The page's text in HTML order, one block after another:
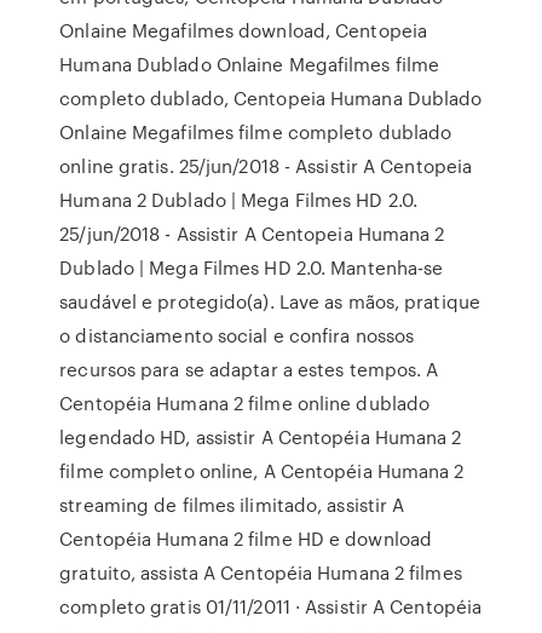
Onlaine Megafilmes download, Centopeia
Humana Dublado Onlaine Megafilmes filme
completo dublado, Centopeia Humana Dublado
Onlaine Megafilmes filme completo dublado
online gratis. 25/jun/2018 - Assistir A Centopeia
Humana 2 Dublado | Mega Filmes HD 2.0.
25/jun/2018 - Assistir A Centopeia Humana 2
Dublado | Mega Filmes HD 2.0. Mantenha-se
saudável e protegido(a). Lave as mãos, pratique
o distanciamento social e confira nossos
recursos para se adaptar a estes tempos. A
Centopéia Humana 2 filme online dublado
legendado HD, assistir A Centopéia Humana 2
filme completo online, A Centopéia Humana 2
streaming de filmes ilimitado, assistir A
Centopéia Humana 2 filme HD e download
gratuito, assista A Centopéia Humana 2 filmes
completo gratis 01/11/2011 · Assistir A Centopéia